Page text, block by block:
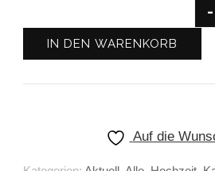
-
IN DEN WARENKORB
Auf die